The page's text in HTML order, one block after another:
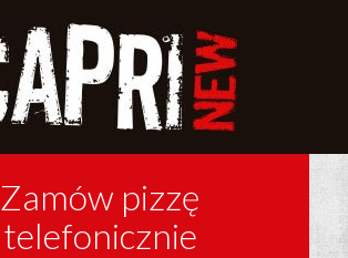
Zamów pizzę
telefonicznie